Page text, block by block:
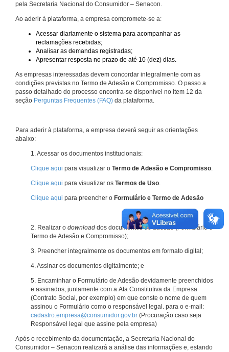
pela Secretaria Nacional do Consumidor – Senacon.
Ao aderir à plataforma, a empresa compromete-se a:
Acessar diariamente o sistema para acompanhar as
reclamações recebidas;
Analisar as demandas registradas;
Apresentar resposta no prazo de até 10 (dez) dias.
As empresas interessadas devem concordar integralmente com as
condições previstas no Termo de Adesão e Compromisso. O passo a
passo detalhado do processo encontra-se disponível no item 12 da
seção Perguntas Frequentes (FAQ) da plataforma.
Para aderir à plataforma, a empresa deverá seguir as orientações
abaixo:
1. Acessar os documentos institucionais:
Clique aqui para visualizar o Termo de Adesão e Compromisso.
Clique aqui para visualizar os Termos de Uso.
Clique aqui para preencher o Formulário e Termo de Adesão
2. Realizar o download dos documentos de adesão (Formulário e
Termo de Adesão e Compromisso);
3. Preencher integralmente os documentos em formato digital;
4. Assinar os documentos digitalmente; e
5. Encaminhar o Formulário de Adesão devidamente preenchidos
e assinados, juntamente com a Ata Constitutiva da Empresa
(Contrato Social, por exemplo) em que conste o nome de quem
assinou o Formulário como o responsável legal. para o e-mail:
cadastro.empresa@consumidor.gov.br (Procuração caso seja
Responsável legal que assine pela empresa)
Após o recebimento da documentação, a Secretaria Nacional do
Consumidor – Senacon realizará a análise das informações e, estando